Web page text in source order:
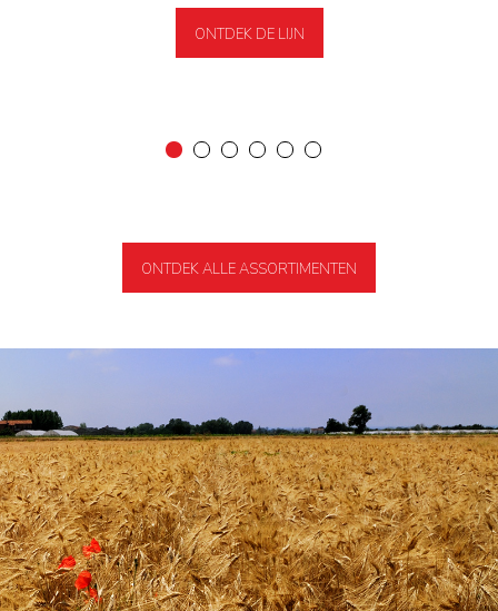
ONTDEK DE LIJN
ONTDEK ALLE ASSORTIMENTEN